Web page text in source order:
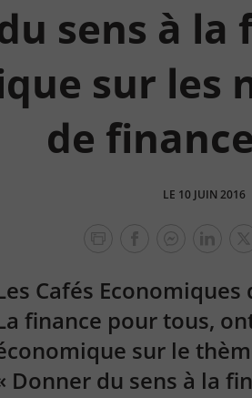
sens à la
sur les
de
LE 10 JUIN 2016
Cafés
finance pour tous,
sur le
Donner du sens à la